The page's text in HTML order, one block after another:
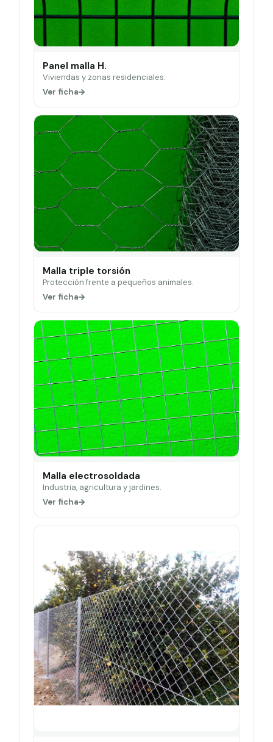
Panel malla H.
Viviendas y zonas residenciales.
Ver ficha
Malla triple torsión
Protección frente a pequeños animales.
Ver ficha
Malla electrosoldada
Industria, agricultura y jardines.
Ver ficha